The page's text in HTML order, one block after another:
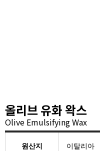
올리브 유화 왁스
Olive Emulsifying Wax
원산지 이탈리아